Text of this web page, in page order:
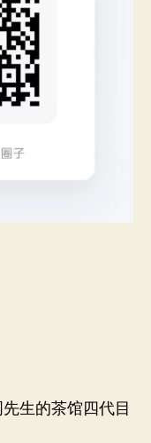
生的茶馆四代目